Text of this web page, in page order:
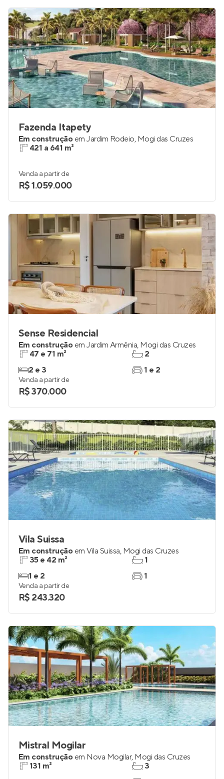
Fazenda Itapety
Em construção em Jardim Rodeio, Mogi das Cruzes
421 a 641 m²
Venda a partir de
R$ 1.059.000
Sense Residencial
Em construção em Jardim Armênia, Mogi das Cruzes
47 e 71 m²
2 e 3
2
1 e 2
Venda a partir de
R$ 370.000
Vila Suissa
Em construção em Vila Suissa, Mogi das Cruzes
35 e 42 m²
1 e 2
1
1
Venda a partir de
R$ 243.320
Mistral Mogilar
Em construção em Nova Mogilar, Mogi das Cruzes
131 m²
3